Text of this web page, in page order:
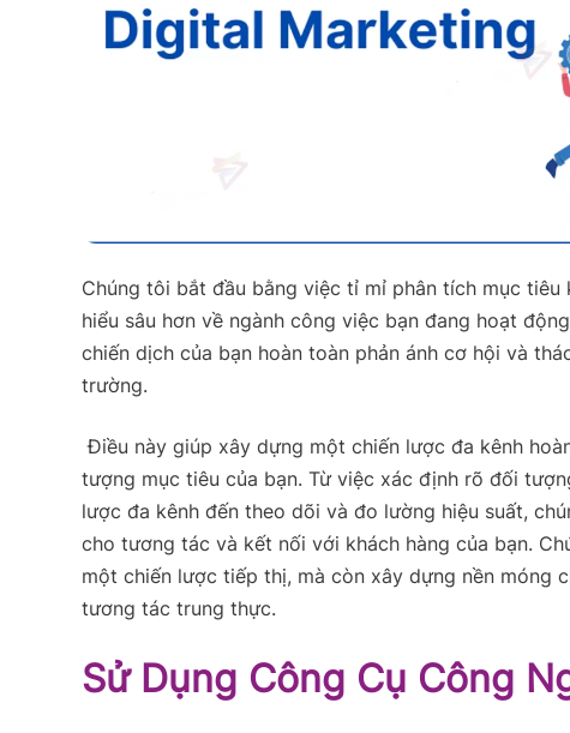
Chúng tôi bắt đầu bằng việc tỉ mỉ phân tích mục tiêu
hiểu sâu hơn về ngành công việc bạn đang hoạt
chiến dịch của bạn hoàn toàn phản ánh cơ hội và
trường.
Điều này giúp xây dựng một chiến lược đa kênh
tượng mục tiêu của bạn. Từ việc xác định rõ đối
lược đa kênh đến theo dõi và đo lường hiệu suất,
cho tương tác và kết nối với khách hàng của bạn.
một chiến lược tiếp thị, mà còn xây dựng nền móng
tương tác trung thực.
Sử Dụng Công Cụ Công